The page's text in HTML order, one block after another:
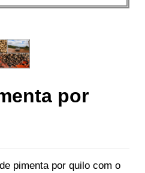
por
pimenta por quilo com o